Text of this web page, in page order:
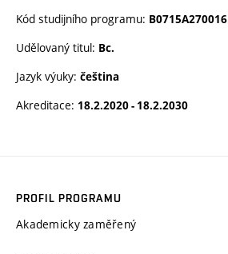
Kód studijního programu: B0715A270016
Udělovaný titul: Bc.
Jazyk výuky: čeština
Akreditace: 18.2.2020 - 18.2.2030
PROFIL PROGRAMU
Akademicky zaměřený